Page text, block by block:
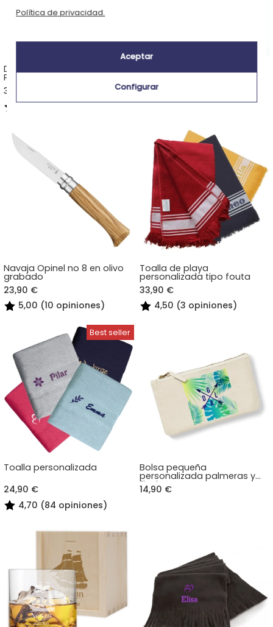
Delantal 100% Algodón
Personalizado Sello en Color
30,90 €
5,00 (4 opiniones)
16,90 €
4,60 (5 opiniones)
Navaja Opinel no 8 en olivo
grabado
23,90 €
5,00 (10 opiniones)
Toalla de playa
personalizada tipo fouta
33,90 €
4,50 (3 opiniones)
Toalla personalizada
24,90 €
4,70 (84 opiniones)
Bolsa pequeña
personalizada palmeras y
flechas
14,90 €
Política de privacidad.
Aceptar
Configurar